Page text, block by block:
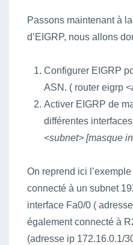
Passons maintenant à
d’EIGRP, nous allons
Configurer EIGRP
ASN. ( router eigrp
Activer EIGRP de
différentes
<subnet> [masque
On reprend ici
connecté à un subnet
interface Fa0/0 (
également connecté à
(adresse ip 172.16.0.1/